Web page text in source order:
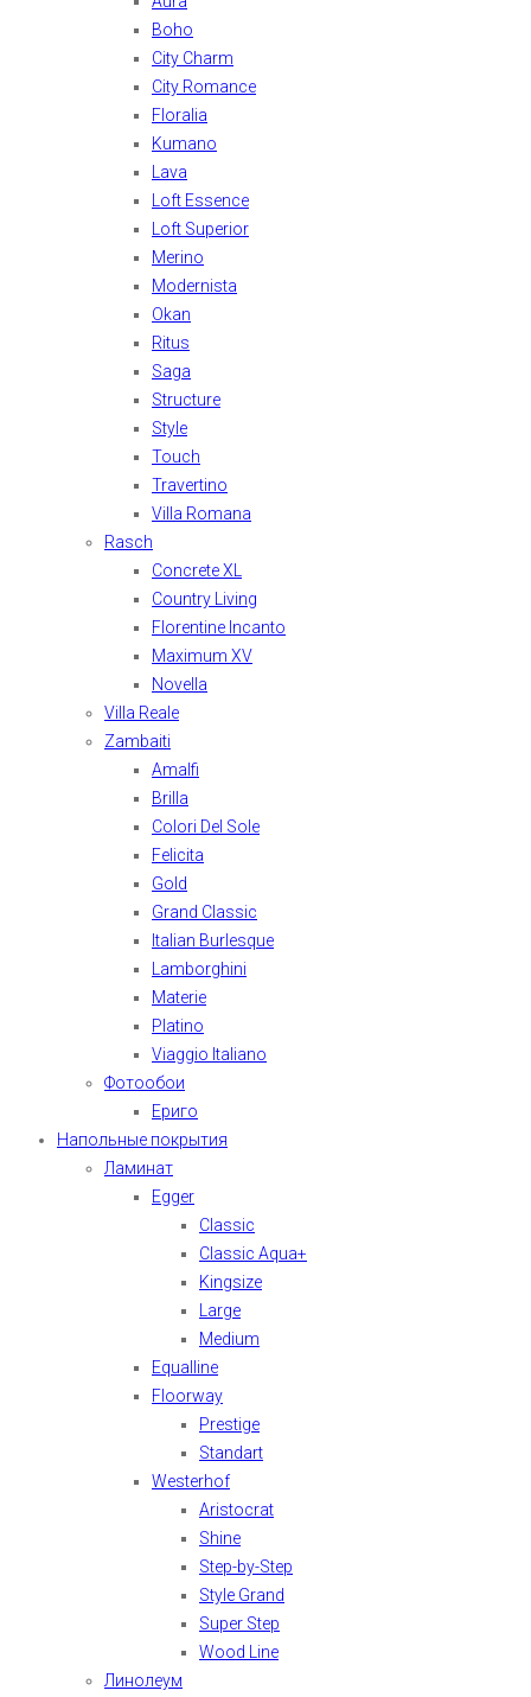
Boho
City Charm
City Romance
Floralia
Kumano
Lava
Loft Essence
Loft Superior
Merino
Modernista
Okan
Ritus
Saga
Structure
Style
Touch
Travertino
Villa Romana
Rasch
Concrete XL
Country Living
Florentine Incanto
Maximum XV
Novella
Villa Reale
Zambaiti
Amalfi
Brilla
Colori Del Sole
Felicita
Gold
Grand Classic
Italian Burlesque
Lamborghini
Materie
Platino
Viaggio Italiano
Фотообои
Ериго
Напольные покрытия
Ламинат
Egger
Classic
Classic Aqua+
Kingsize
Large
Medium
Equalline
Floorway
Prestige
Standart
Westerhof
Aristocrat
Shine
Step-by-Step
Style Grand
Super Step
Wood Line
Линолеум